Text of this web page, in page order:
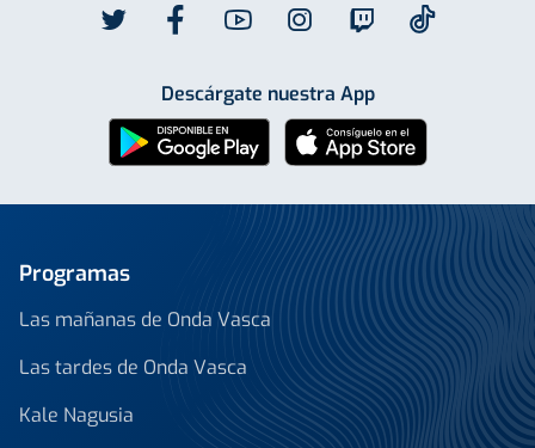
Descárgate nuestra App
Programas
Las mañanas de Onda Vasca
Las tardes de Onda Vasca
Kale Nagusia